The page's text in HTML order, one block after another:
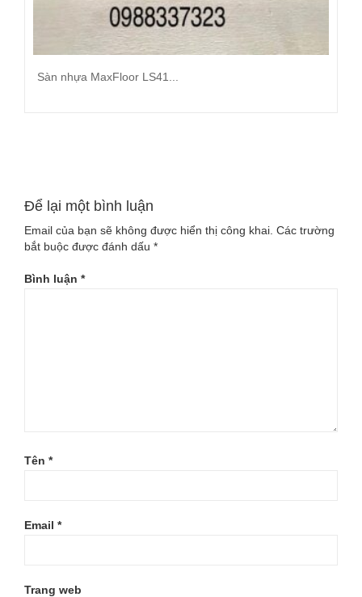
Sàn nhựa MaxFloor LS41...
Để lại một bình luận
Email của bạn sẽ không được hiển thị công khai. Các trường
bắt buộc được đánh dấu *
Bình luận *
Tên *
Email *
Trang web